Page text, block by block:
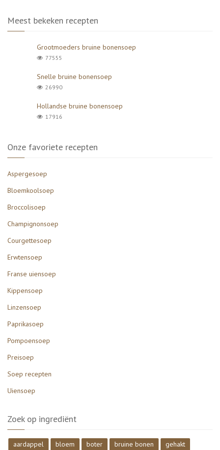
Meest bekeken recepten
Grootmoeders bruine bonensoep
77555
Snelle bruine bonensoep
26990
Hollandse bruine bonensoep
17916
Onze favoriete recepten
Aspergesoep
Bloemkoolsoep
Broccolisoep
Champignonsoep
Courgettesoep
Erwtensoep
Franse uiensoep
Kippensoep
Linzensoep
Paprikasoep
Pompoensoep
Preisoep
Soep recepten
Uiensoep
Zoek op ingrediënt
aardappel bloem boter bruine bonen gehakt